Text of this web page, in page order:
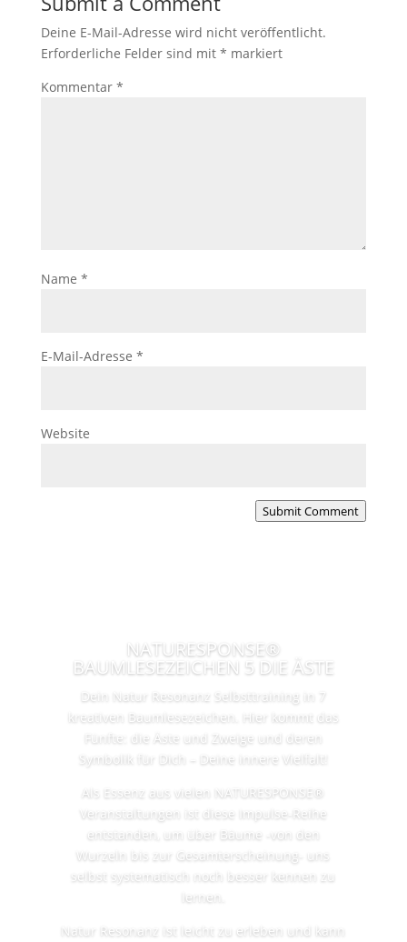
Deine E-Mail-Adresse wird nicht veröffentlicht.
Erforderliche Felder sind mit * markiert
Kommentar *
Name *
E-Mail-Adresse *
Website
Submit Comment
NATURESPONSE®
BAUMLESEZEICHEN 5 DIE ÄSTE
Dein Natur Resonanz Selbsttraining in 7
kreativen Baumlesezeichen. Hier kommt das
Fünfte: die Äste und Zweige und deren
Symbolik für Dich – Deine innere Vielfalt!
Als Essenz aus vielen NATURESPONSE®
Veranstaltungen ist diese Impulse-Reihe
entstanden, um über Bäume -von den
Wurzeln bis zur Gesamterscheinung- uns
selbst systematisch noch besser kennen zu
lernen.
Natur Resonanz ist leicht zu erleben und kann